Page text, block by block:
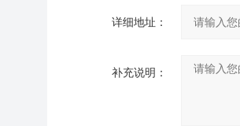
详细地址：
补充说明：